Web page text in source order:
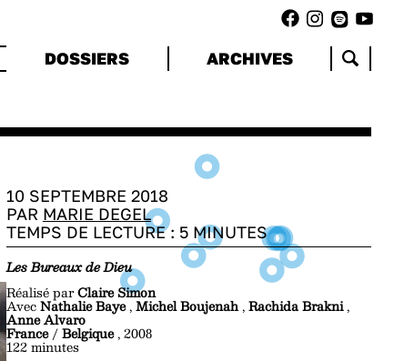
DOSSIERS ARCHIVES
10 SEPTEMBRE 2018
PAR MARIE DEGEL
TEMPS DE LECTURE : 5MINUTES
Les Bureaux de Dieu
Réalisé parClaire Simon
AvecNathalie Baye,Michel Boujenah,Rachida Brakni,
Anne Alvaro
France/Belgique, 2008
122 minutes